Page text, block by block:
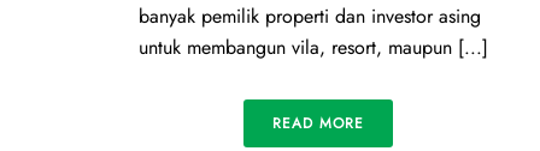
banyak pemilik properti dan investor asing
untuk membangun vila, resort, maupun [...]
READ MORE